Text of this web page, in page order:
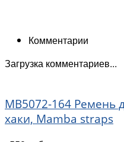
Комментарии
Загрузка комментариев...
MB5072-164 Ремень
хаки, Mamba straps